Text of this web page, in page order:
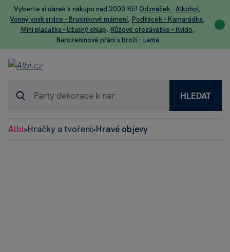
Vyberte si dárek k nákupu nad 2000 Kč! Odznáček - Alkohol,
Vonný vosk srdce - Brusinkové mámení, Podtácek - Kamarádka,
Mini placatka - Úžasný chlap, Růžové ořezávátko - Kvído,
Narozeninové přání s broží - Lama
HLEDAT
Albi>Hračky a tvoření>Hravé objevy